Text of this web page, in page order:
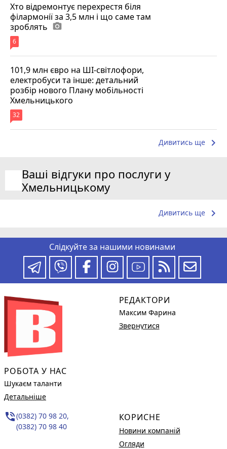
Хто відремонтує перехрестя біля
філармонії за 3,5 млн і що саме там
зроблять photo_camera
6
101,9 млн євро на ШІ-світлофори,
електробуси та інше: детальний
розбір нового Плану мобільності
Хмельницького
32
Дивитись ще keyboard_arrow_right
Ваші відгуки про послуги у
Хмельницькому
Дивитись ще keyboard_arrow_right
Слідкуйте за нашими новинами
РОБОТА У НАС
Шукаєм таланти
Детальніше
phone_in_talk(0382) 70 98 20,
(0382) 70 98 40
РЕДАКТОРИ
Максим Фарина
Звернутися
КОРИСНЕ
Новини компаній
Огляди